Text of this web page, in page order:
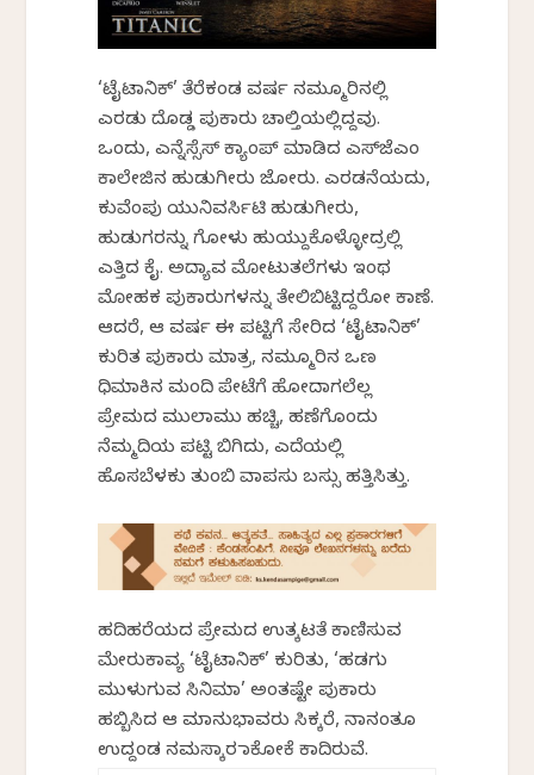
‘ಟೈಟಾನಿಕ್’ ತೆರೆಕಂಡ ವರ್ಷ ನಮ್ಮೂರಿನಲ್ಲಿ
ಎರಡು ದೊಡ್ಡ ಪುಕಾರು ಚಾಲ್ತಿಯಲ್ಲಿದ್ದವು.
ಒಂದು, ಎನ್ನೆಸ್ಸೆಸ್ ಕ್ಯಾಂಪ್ ಮಾಡಿದ ಎಸ್‌ಜೆಎಂ
ಕಾಲೇಜಿನ ಹುಡುಗೀರು ಜೋರು. ಎರಡನೆಯದು,
ಕುವೆಂಪು ಯುನಿವರ್ಸಿಟಿ ಹುಡುಗೀರು,
ಹುಡುಗರನ್ನು ಗೋಳು ಹುಯ್ದುಕೊಳ್ಳೋದ್ರಲ್ಲಿ
ಎತ್ತಿದ ಕೈ. ಅದ್ಯಾವ ಮೋಟುತಲೆಗಳು ಇಂಥ
ಮೋಹಕ ಪುಕಾರುಗಳನ್ನು ತೇಲಿಬಿಟ್ಟಿದ್ದರೋ ಕಾಣೆ.
ಆದರೆ, ಆ ವರ್ಷ ಈ ಪಟ್ಟಿಗೆ ಸೇರಿದ ‘ಟೈಟಾನಿಕ್’
ಕುರಿತ ಪುಕಾರು ಮಾತ್ರ, ನಮ್ಮೂರಿನ ಒಣ
ಧಿಮಾಕಿನ ಮಂದಿ ಪೇಟೆಗೆ ಹೋದಾಗಲೆಲ್ಲ
ಪ್ರೇಮದ ಮುಲಾಮು ಹಚ್ಚಿ, ಹಣೆಗೊಂದು
ನೆಮ್ಮದಿಯ ಪಟ್ಟಿ ಬಿಗಿದು, ಎದೆಯಲ್ಲಿ
ಹೊಸಬೆಳಕು ತುಂಬಿ ವಾಪಸು ಬಸ್ಸು ಹತ್ತಿಸಿತ್ತು.
ಹದಿಹರೆಯದ ಪ್ರೇಮದ ಉತ್ಕಟತೆ ಕಾಣಿಸುವ
ಮೇರುಕಾವ್ಯ ‘ಟೈಟಾನಿಕ್’ ಕುರಿತು, ‘ಹಡಗು
ಮುಳುಗುವ ಸಿನಿಮಾ’ ಅಂತಷ್ಟೇ ಪುಕಾರು
ಹಬ್ಬಿಸಿದ ಆ ಮಹಾನುಭಾವರು ಸಿಕ್ಕರೆ, ನಾನಂತೂ
ಉದ್ದಂಡ ನಮಸ್ಕಾರ ಹಾಕೋಕೆ ಕಾದಿರುವೆ.